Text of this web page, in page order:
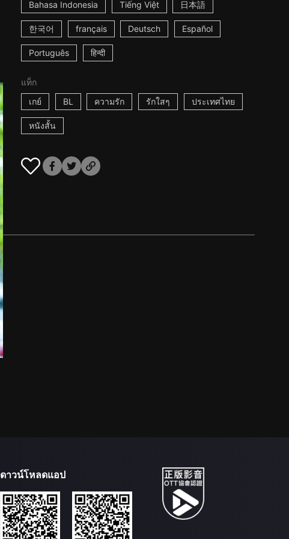
Bahasa Indonesia Tiếng Việt 日本語
한국어 français Deutsch Español
Português हिन्दी
แท็ก
เกย์
BL ความรัก รักใสๆ ประเทศไทย
หนังสั้น
ดาวน์โหลดแอป